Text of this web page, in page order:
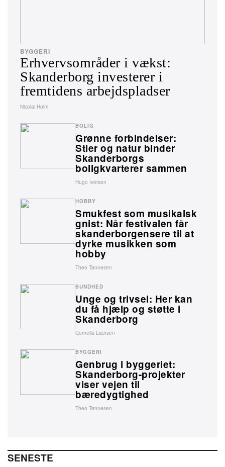
Erhvervsområder i vækst:
Skanderborg investerer i
fremtidens arbejdspladser
BYGGERI
Nicolai Holm
Grønne forbindelser:
Stier og natur binder
Skanderborgs
boligkvarterer sammen
BOLIG
Hugo Iversen
Smukfest som musikalsk
gnist: Når festivalen får
skanderborgensere til at
dyrke musikken som
hobby
HOBBY
Theo Tønnesen
Unge og trivsel: Her kan
du få hjælp og støtte i
Skanderborg
SUNDHED
Cornelia Laursen
Genbrug i byggeriet:
Skanderborg-projekter
viser vejen til
bæredygtighed
BYGGERI
Theo Tønnesen
SENESTE